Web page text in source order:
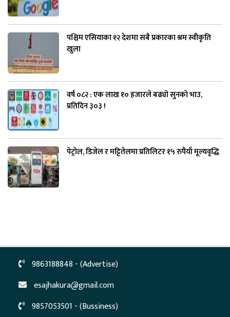
पश्चिम एसियाका १२ देशमा सबै प्रकारका श्रम स्वीकृति
खुला
वर्ष ०८२ : एक लाख १० हजारले बढ्यो सुनको भाउ,
प्रतिदिन ३०३ !
पेट्रोल, डिजेल र मट्टितेलमा प्रतिलिटर १५ रुपैयाँ मूल्यवृद्धि
9863188848 - (Advertise)
esajhakura@gmail.com
9857053501 - (Bussiness)